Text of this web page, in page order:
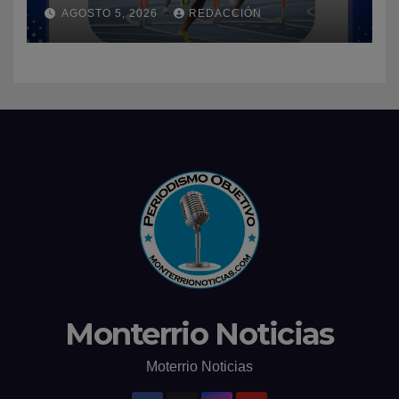
Dominicana
AGOSTO 5, 2026 REDACCIÓN
Monterrio Noticias
Moterrio Noticias